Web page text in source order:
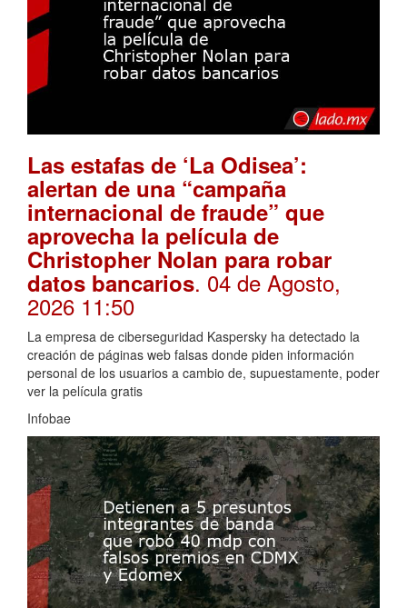
Las estafas de ‘La Odisea’:
alertan de una “campaña
internacional de fraude” que
aprovecha la película de
Christopher Nolan para robar
datos bancarios. 04 de Agosto,
2026 11:50
La empresa de ciberseguridad Kaspersky ha detectado la
creación de páginas web falsas donde piden información
personal de los usuarios a cambio de, supuestamente, poder
ver la película gratis
Infobae